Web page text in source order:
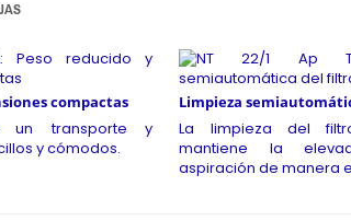
compactas
un transporte y
y cómodos.
Limpieza
La limpieza del
mantiene la
aspiración de manera